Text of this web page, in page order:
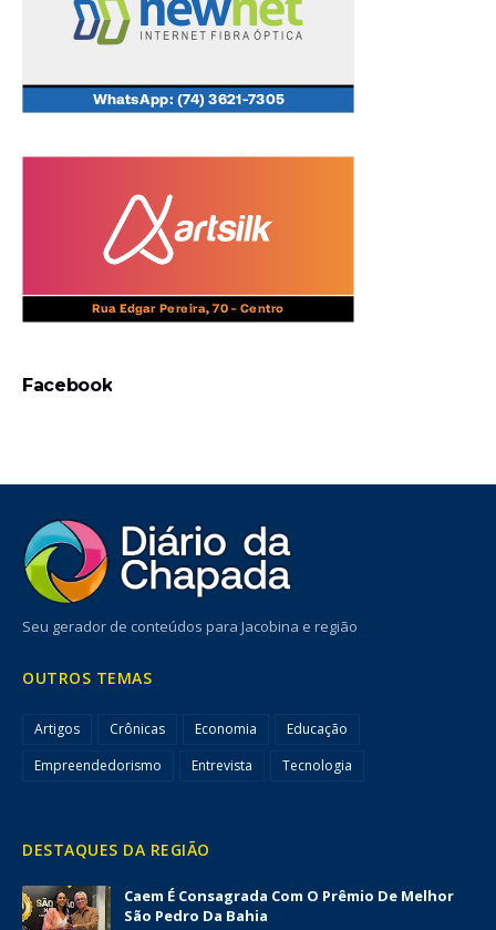
Facebook
Seu gerador de conteúdos para Jacobina e região
OUTROS TEMAS
Artigos Crônicas Economia
Educação
Empreendedorismo
Entrevista Tecnologia
DESTAQUES DA REGIÃO
Caem É Consagrada Com O Prêmio De Melhor
São Pedro Da Bahia